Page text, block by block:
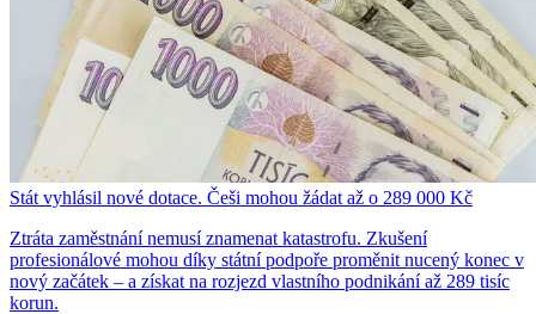
Stát vyhlásil nové dotace. Češi mohou žádat až o 289 000 Kč
Ztráta zaměstnání nemusí znamenat katastrofu. Zkušení
profesionálové mohou díky státní podpoře proměnit nucený konec v
nový začátek – a získat na rozjezd vlastního podnikání až 289 tisíc
korun.